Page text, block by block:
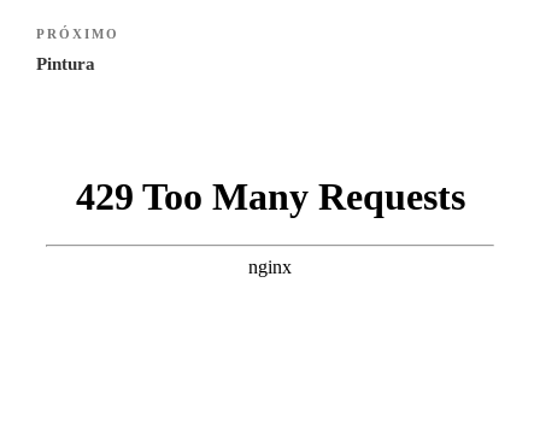
Next
Post
PRÓXIMO
Pintura